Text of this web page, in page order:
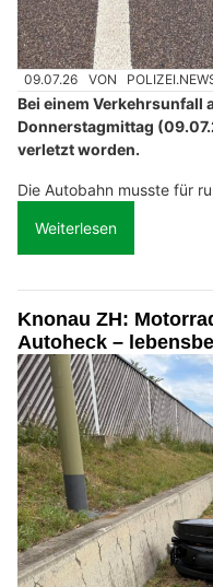
09.07.26 VON
Bei einem Verkehrsunfall
Donnerstagmittag
verletzt worden.
Die Autobahn musste für
Weiterlesen
Knonau ZH:
Autoheck –